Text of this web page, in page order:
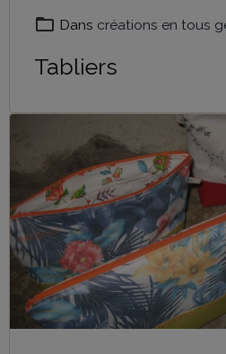
Dans créations en tous
Tabliers